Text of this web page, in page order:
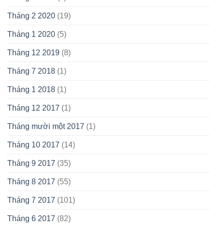
Tháng 2 2020 (19)
Tháng 1 2020 (5)
Tháng 12 2019 (8)
Tháng 7 2018 (1)
Tháng 1 2018 (1)
Tháng 12 2017 (1)
Tháng mười một 2017 (1)
Tháng 10 2017 (14)
Tháng 9 2017 (35)
Tháng 8 2017 (55)
Tháng 7 2017 (101)
Tháng 6 2017 (82)